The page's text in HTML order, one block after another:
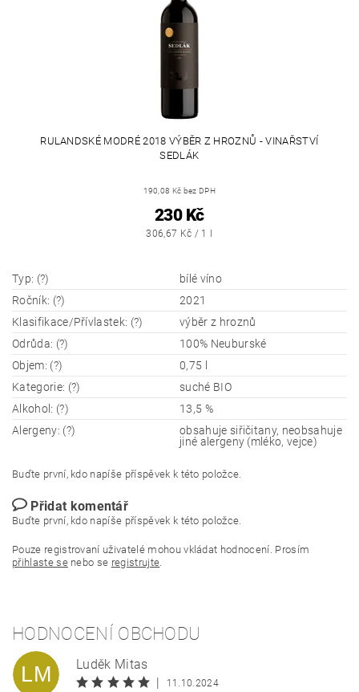
RULANDSKÉ MODRÉ 2018 VÝBĚR Z HROZNŮ - VINAŘSTVÍ
SEDLÁK
190,08 Kč bez DPH
230 Kč
306,67 Kč / 1 l
Typ: (?)
bílé víno
Ročník: (?)
2021
Klasifikace/Přívlastek: (?)
výběr z hroznů
Odrůda: (?)
100% Neuburské
Objem: (?)
0,75 l
Kategorie: (?)
suché BIO
Alkohol: (?)
13,5 %
Alergeny: (?)
obsahuje siřičitany, neobsahuje
jiné alergeny (mléko, vejce)
Buďte první, kdo napíše příspěvek k této položce.
Přidat komentář
Buďte první, kdo napíše příspěvek k této položce.
Pouze registrovaní uživatelé mohou vkládat hodnocení. Prosím
přihlaste senebo se registrujte.
HODNOCENÍ OBCHODU
LM
Luděk Mitas
|
11.10.2024